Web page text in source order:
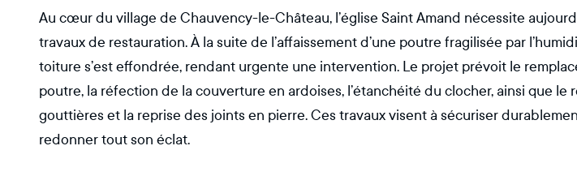
Au cœur du village de Chauvency-le-Château, l’église Saint Amand nécessite
travaux de restauration. À la suite de l’affaissement d’une poutre fragilisée par
toiture s’est effondrée, rendant urgente une intervention. Le projet prévoit le
poutre, la réfection de la couverture en ardoises, l’étanchéité du clocher, ainsi que le
gouttières et la reprise des joints en pierre. Ces travaux visent à sécuriser
redonner tout son éclat.